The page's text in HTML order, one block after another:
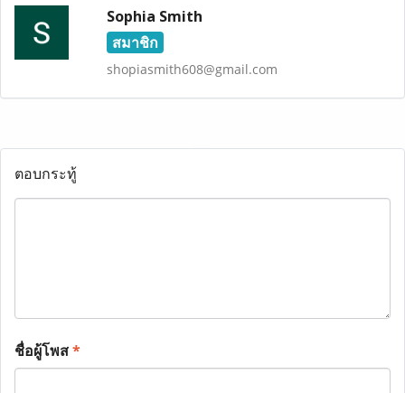
Sophia Smith
สมาชิก
shopiasmith608@gmail.com
ตอบกระทู้
ชื่อผู้โพส*